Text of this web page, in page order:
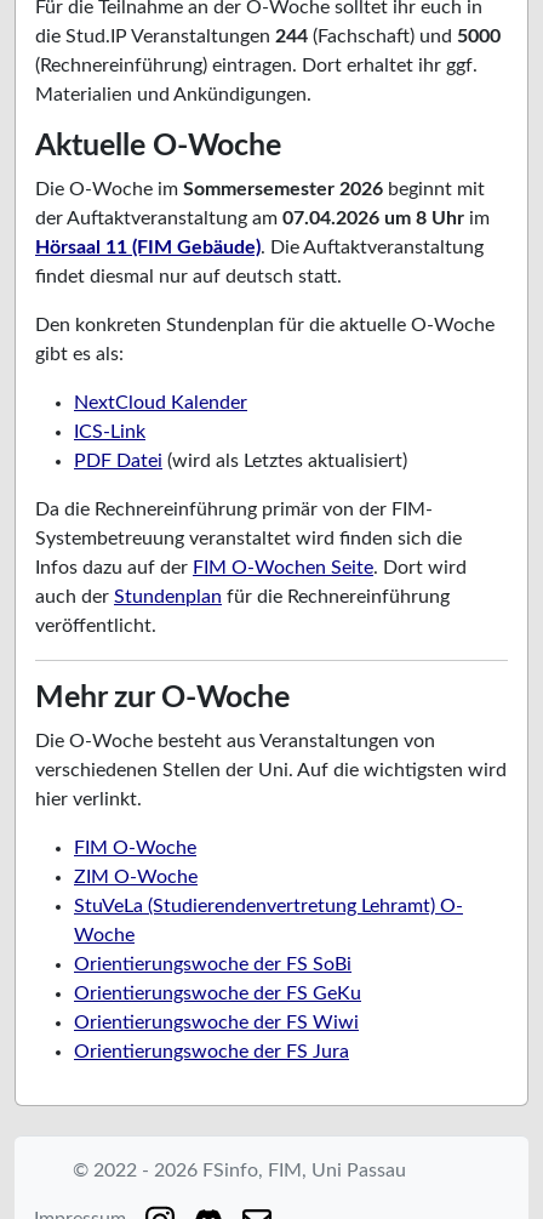
Für die Teilnahme an der O-Woche solltet ihr euch in
die Stud.IP Veranstaltungen 244 (Fachschaft) und 5000
(Rechnereinführung) eintragen. Dort erhaltet ihr ggf.
Materialien und Ankündigungen.
Aktuelle O-Woche
Die O-Woche im Sommersemester 2026 beginnt mit
der Auftaktveranstaltung am 07.04.2026 um 8 Uhr im
Hörsaal 11 (FIM Gebäude). Die Auftaktveranstaltung
findet diesmal nur auf deutsch statt.
Den konkreten Stundenplan für die aktuelle O-Woche
gibt es als:
NextCloud Kalender
ICS-Link
PDF Datei (wird als Letztes aktualisiert)
Da die Rechnereinführung primär von der FIM-
Systembetreuung veranstaltet wird finden sich die
Infos dazu auf der FIM O-Wochen Seite. Dort wird
auch der Stundenplan für die Rechnereinführung
veröffentlicht.
Mehr zur O-Woche
Die O-Woche besteht aus Veranstaltungen von
verschiedenen Stellen der Uni. Auf die wichtigsten wird
hier verlinkt.
FIM O-Woche
ZIM O-Woche
StuVeLa (Studierendenvertretung Lehramt) O-
Woche
Orientierungswoche der FS SoBi
Orientierungswoche der FS GeKu
Orientierungswoche der FS Wiwi
Orientierungswoche der FS Jura
© 2022 - 2026 FSinfo, FIM, Uni Passau